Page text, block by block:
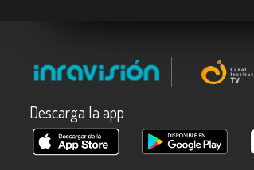
Descarga la app